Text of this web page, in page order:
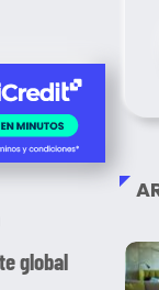
global